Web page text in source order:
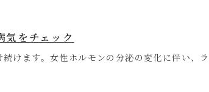
気をチェック
けます。女性ホルモンの分泌の変化に伴い、